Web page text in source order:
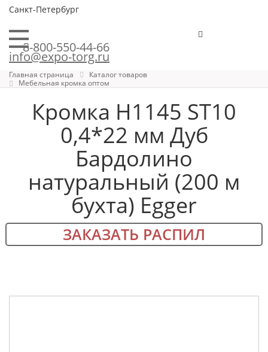
Санкт-Петербург
8-800-550-44-66
info@expo-torg.ru
Главная страница
Каталог товаров
Мебельная кромка оптом
Кромка H1145 ST10
0,4*22 мм Дуб
Бардолино
натуральный (200 м
бухта) Egger
ЗАКАЗАТЬ РАСПИЛ